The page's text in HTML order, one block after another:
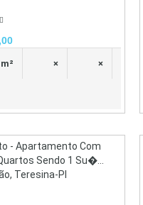
× ×
- Apartamento Com
Sendo 1 Su�...
Teresina-PI